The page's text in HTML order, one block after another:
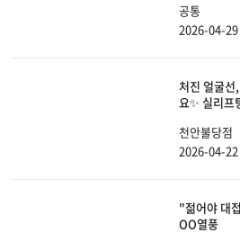
공통
2026-04-29
처진 얼굴선
요✨ 실리프
천안불당점
2026-04-22
"젊어야 대
OO열풍